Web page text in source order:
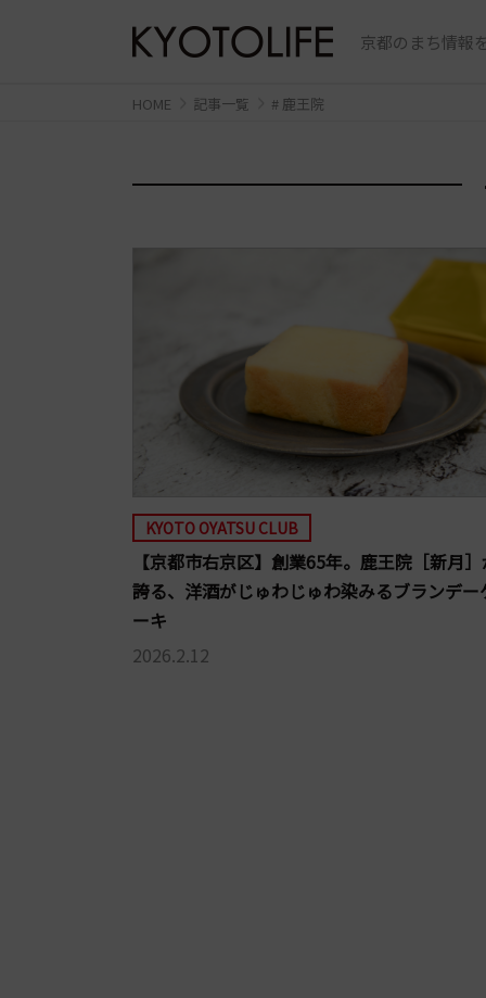
京都のまち情報
HOME 記事一覧 # 鹿王院
KYOTO OYATSU CLUB
【京都市右京区】創業65年。鹿王院［新月
誇る、洋酒がじゅわじゅわ染みるブランデー
ーキ
2026.2.12